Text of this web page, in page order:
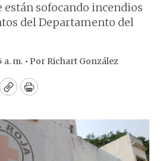
están sofocando incendios
del Departamento del
m. • Por Richart González
CopyPrint